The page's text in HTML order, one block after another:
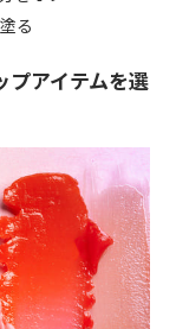
る
プアイテムを選